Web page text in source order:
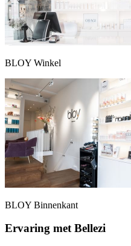
BLOY Winkel
BLOY Binnenkant
Ervaring met Bellezi